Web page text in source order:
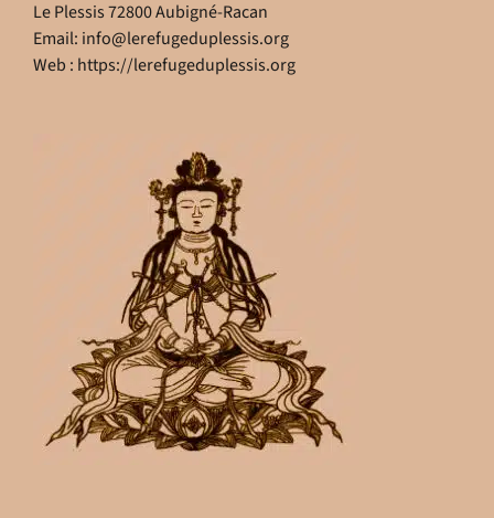
Le Plessis 72800 Aubigné-Racan
Email: info@lerefugeduplessis.org
Web : https://lerefugeduplessis.org